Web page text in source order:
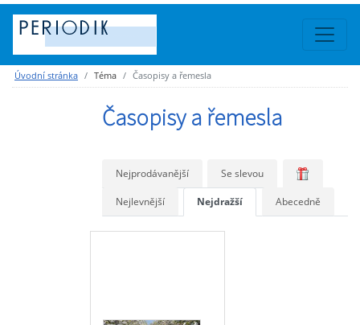
Úvodní stránka Téma Časopisy a řemesla
Časopisy a řemesla
Nejprodávanější Se slevou
Nejlevnější Nejdražší Abecedně